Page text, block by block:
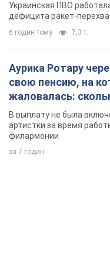
Украинская ПВО
дефицита ракет-
6 годин тому 7,3 т.
Аурика Ротару
свою пенсию, на
жаловалась:
певица
В выплату не была
артистки за время
филармонии
за 7 годин